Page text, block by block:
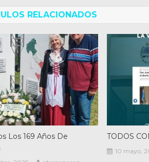
RELACIONADOS
Los 169 Años De
TODOS
10 mayo,